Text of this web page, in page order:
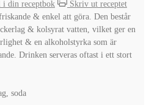
din receptbok
Skriv ut receptet
& enkel att göra. Den består
& kolsyrat vatten, vilket ger en
& en alkoholstyrka som är
Drinken serveras oftast i ett stort
soda